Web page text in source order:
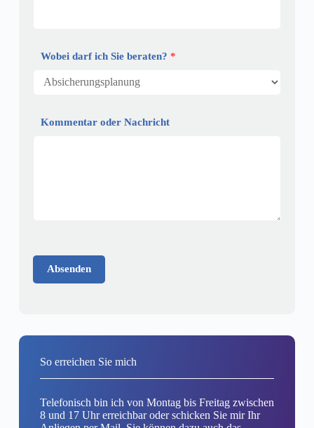
Wobei darf ich Sie beraten? *
Kommentar oder Nachricht
Absenden
So erreichen Sie mich
Telefonisch bin ich von Montag bis Freitag zwischen
8 und 17 Uhr erreichbar oder schicken Sie mir Ihr